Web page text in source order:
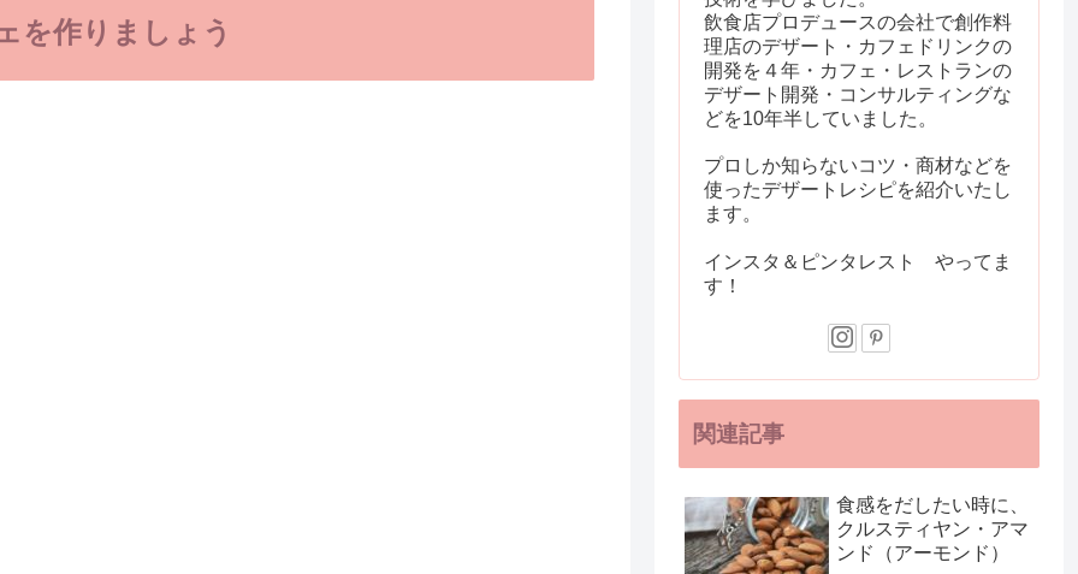
を作りましょう
飲食店プロデュースの会社で創作料
理店のデザート・カフェドリンクの
開発を４年・カフェ・レストランの
デザート開発・コンサルティングな
どを10年半していました。
プロしか知らないコツ・商材などを
使ったデザートレシピを紹介いたし
ます。
インスタ＆ピンタレスト やってま
す！
関連記事
食感をだしたい時に、
クルスティヤン・アマ
ンド（アーモンド）